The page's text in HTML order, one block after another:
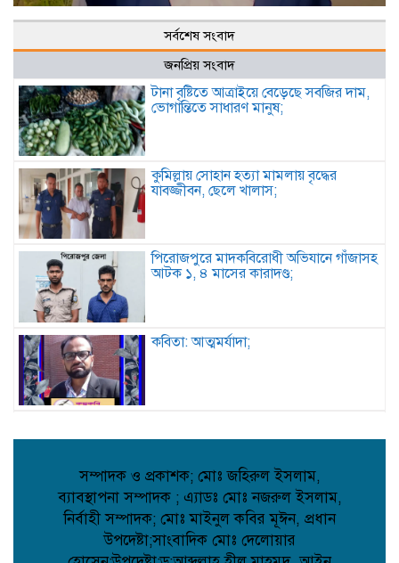
সর্বশেষ সংবাদ
জনপ্রিয় সংবাদ
টানা বৃষ্টিতে আত্রাইয়ে বেড়েছে সবজির দাম,
ভোগান্তিতে সাধারণ মানুষ;
কুমিল্লায় সোহান হত্যা মামলায় বৃদ্ধের
যাবজ্জীবন, ছেলে খালাস;
পিরোজপুরে মাদকবিরোধী অভিযানে গাঁজাসহ
আটক ১, ৪ মাসের কারাদণ্ড;
কবিতা: আত্মমর্যাদা;
বিএনপির আনন্দ ও বিজয় মিছিল;
আত্রাইয়ে বান্দাইখাড়া টেকনিক্যাল অ্যান্ড
বিএম কলেজে জুলাই গণঅভ্যুত্থান দিবস
পালিত;
সম্পাদক ও প্রকাশক; মোঃ জহিরুল ইসলাম,
ব্যাবস্থাপনা সম্পাদক ; এ্যাডঃ মোঃ নজরুল ইসলাম,
নির্বাহী সম্পাদক; মোঃ মাইনুল কবির মূঈন, প্রধান
উপদেষ্টা;সাংবাদিক মোঃ দেলোয়ার